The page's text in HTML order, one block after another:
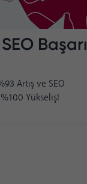
Başarı
Artış ve SEO
Yükseliş!